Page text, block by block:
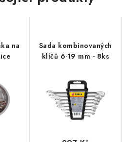
na
Sada kombinovaných
klíčů 6-19 mm - 8ks